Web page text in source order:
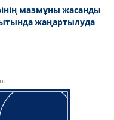
мазмұны жасанды
жаңартылуда